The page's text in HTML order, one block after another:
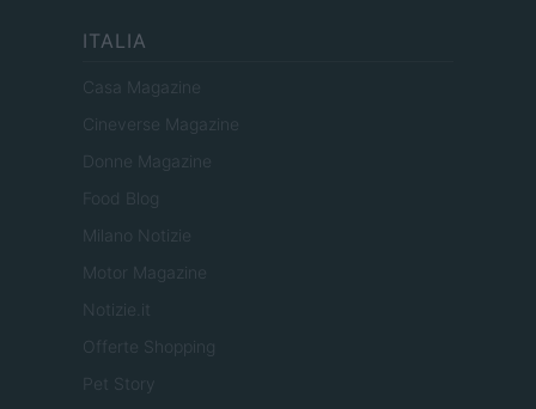
ITALIA
Casa Magazine
Cineverse Magazine
Donne Magazine
Food Blog
Milano Notizie
Motor Magazine
Notizie.it
Offerte Shopping
Pet Story